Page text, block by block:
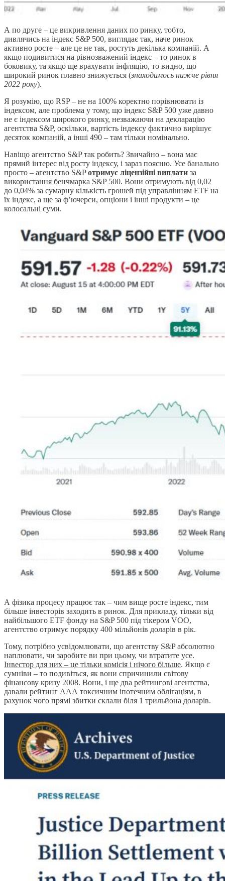
А по друге – це викривлення даних по ринку, тобто,
дивлячись на індекс S&P 500, виглядає так, наче ринок
активно росте – але це не так, ростуть декілька компаній. А
якщо подивитися на рівнозважений індекс – то ринок в
боковику, та якщо ще врахувати інфляцію, то видно, що
широкий ринок плавно знижується (знаходимось нижче рівня
2022 року).
Я розумію, що RSP – не на 100% коректно порівнювати із
індексом, але проблема у тому, що індекс S&P 500 уже давно
не є індексом широкого ринку, незважаючи на декларацію
агентства S&P, оскільки, вартість індексу фактично вирішує
десяток компаній, а інші 490 – там тільки номінально.
Навіщо агентство S&P так робить? Звичайно – вона має
прямий інтерес від росту індексу, і зараз поясню. Усе банально
просто – агентство S&Pотримує ліцензійні виплати за
використання бенчмарка S&P 500. Вони отримують від 0,02
до 0,04% за сумарну кількість грошей під управлінням ETF на
їх індекс, а ще за ф’ючерси, опціони і інші продукти – це
колосальні суми.
А фізика процесу працює так – чим вище росте індекс, тим
більше інвесторів заходить в ринок. Для прикладу, тільки від
найбільшого ETF фонду на S&P 500 під тікером VOO,
агентство отримує порядку 400 мільйонів доларів в рік.
Тому, потрібно усвідомлювати, що агентству S&P абсолютно
наплювати, чи заробите ви при цьому, чи втратите усе.
Інвестор для них – це тільки комісія і нічого більше. Якщо є
сумніви – то подивіться, як вони спричинили світову
фінансову кризу 2008. Вони, і ще два рейтингові агентства,
давали рейтинг ААА токсичним іпотечним облігаціям, в
рахунок чого прямі збитки склали біля 1 трильйона доларів.